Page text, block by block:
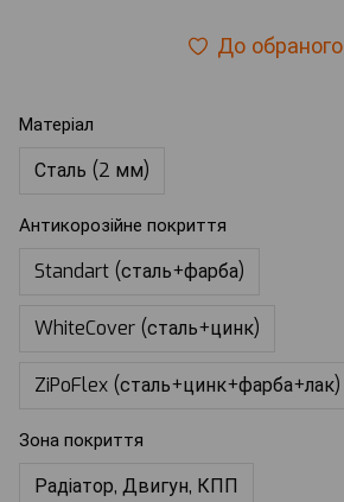
До обраного
Матеріал
Сталь (2 мм)
Антикорозійне покриття
Standart (сталь+фарба)
WhiteCover (сталь+цинк)
ZiPoFlex (сталь+цинк+фарба+лак)
Зона покриття
Радіатор, Двигун, КПП